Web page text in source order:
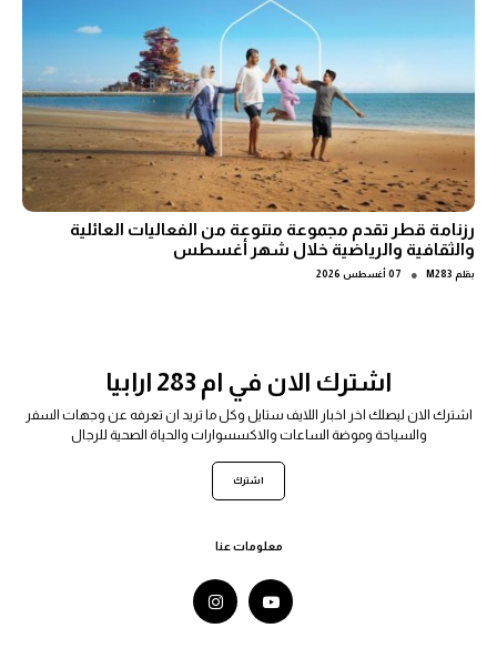
رزنامة قطر تقدم مجموعة متنوعة من الفعاليات العائلية
والثقافية والرياضية خلال شهر أغسطس
بقلم M283
● 07 أغسطس 2026
اشترك الان في ام 283 ارابيا
اشترك الان ليصلك اخر اخبار اللايف ستايل وكل ما تريد ان تعرفه عن وجهات السفر
والسياحة وموضة الساعات والاكسسوارات والحياة الصحية للرجال
اشترك
معلومات عنا